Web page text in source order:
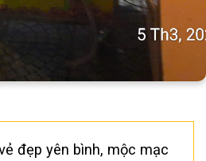
đẹp yên bình, mộc mạc